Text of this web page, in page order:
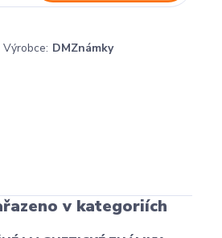
Výrobce: DMZnámky
v kategoriích